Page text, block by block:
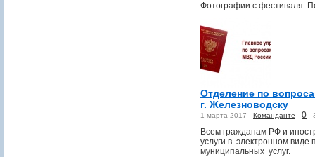
Фотографии с фестиваля.
Отделение по
г. Железноводску
1 марта 2017 - Команданте - 0 -
Всем гражданам РФ и
услуги в электронном виде
муниципальных услуг.